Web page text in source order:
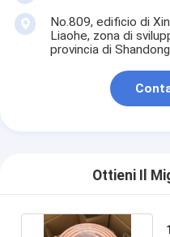
No.809, edificio di
Liaohe, zona di
provincia di
Ottieni Il